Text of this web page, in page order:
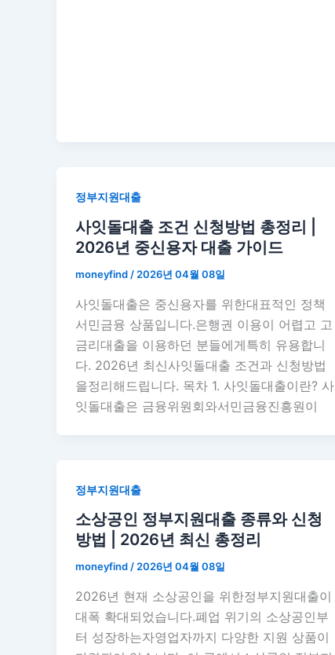
정부지원대출
사잇돌대출 조건 신청방법 총정리 |
2026년 중신용자 대출 가이드
moneyfind / 2026년 04월 08일
사잇돌대출은 중신용자를 위한대표적인 정책
서민금융 상품입니다.은행권 이용이 어렵고 고
금리대출을 이용하던 분들에게특히 유용합니
다. 2026년 최신사잇돌대출 조건과 신청방법
을정리해드립니다. 목차 1. 사잇돌대출이란? 사
잇돌대출은 금융위원회와서민금융진흥원이
정부지원대출
소상공인 정부지원대출 종류와 신청
방법 | 2026년 최신 총정리
moneyfind/2026년 04월 08일
2026년 현재 소상공인을 위한정부지원대출이
대폭 확대되었습니다.폐업 위기의 소상공인부
터 성장하는자영업자까지 다양한 지원 상품이